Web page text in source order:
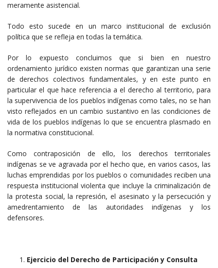
meramente asistencial.
Todo esto sucede en un marco institucional de exclusión
política que se refleja en todas la temática.
Por lo expuesto concluimos que si bien en nuestro
ordenamiento jurídico existen normas que garantizan una serie
de derechos colectivos fundamentales, y en este punto en
particular el que hace referencia a el derecho al territorio, para
la supervivencia de los pueblos indígenas como tales, no se han
visto reflejados en un cambio sustantivo en las condiciones de
vida de los pueblos indígenas lo que se encuentra plasmado en
la normativa constitucional.
Como contraposición de ello, los derechos territoriales
indígenas se ve agravada por el hecho que, en varios casos, las
luchas emprendidas por los pueblos o comunidades reciben una
respuesta institucional violenta que incluye la criminalización de
la protesta social, la represión, el asesinato y la persecución y
amedrentamiento de las autoridades indígenas y los
defensores.
Ejercicio del Derecho de Participación y Consulta